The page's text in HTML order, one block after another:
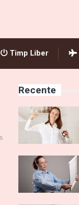
Timp Liber
Recente